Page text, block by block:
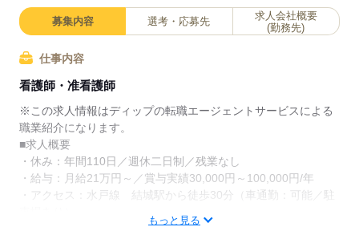
求職中の看護師さんの転職を専任の
キャリアアドバイザーが入職まで無料でサポートいた
日本最大級の求人情報の中からぴったりな求人をご紹
介。
履歴書作成のアドバイスや面接日の調整だけでなく、
お給料、お休み、入職時期の交渉もサポートします。
【もちろん無料】
費用は一切かかりません。
募集内容 選考・応募先
求人会社概要
(勤務先)
仕事内容
看護師・准看護師
※この求人情報はディップの転職エージェントサービスによる
職業紹介になります。
■求人概要
・休み：年間110日／週休二日制／残業なし
・給与：月給21万円～／賞与実績30,000円～100,000円/年
・アクセス：水戸線 結城駅から徒歩30分（車通勤：可能／駐
もっと見る